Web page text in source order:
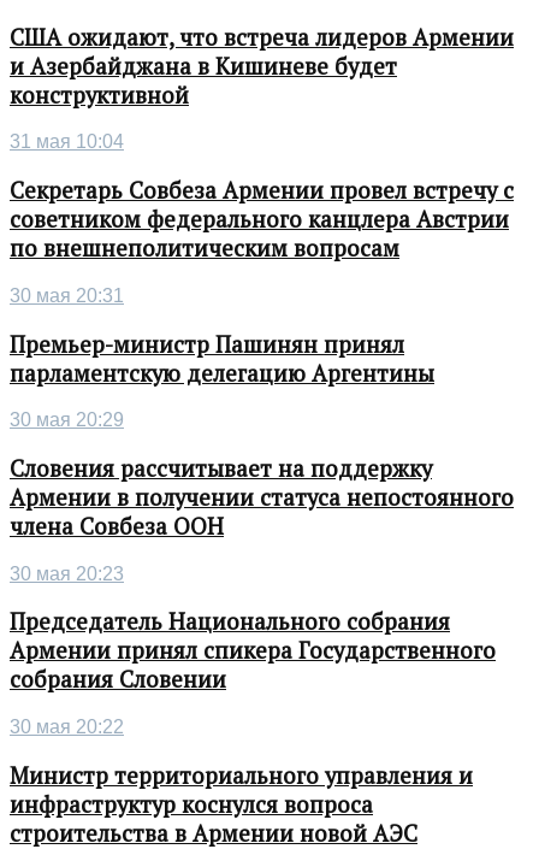
США ожидают, что встреча лидеров Армении
и Азербайджана в Кишиневе будет
конструктивной
31 мая 10:04
Секретарь Совбеза Армении провел встречу с
советником федерального канцлера Австрии
по внешнеполитическим вопросам
30 мая 20:31
Премьер-министр Пашинян принял
парламентскую делегацию Аргентины
30 мая 20:29
Словения рассчитывает на поддержку
Армении в получении статуса непостоянного
члена Совбеза ООН
30 мая 20:23
Председатель Национального собрания
Армении принял спикера Государственного
собрания Словении
30 мая 20:22
Министр территориального управления и
инфраструктур коснулся вопроса
строительства в Армении новой АЭС